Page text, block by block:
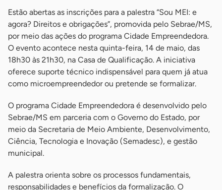
Estão abertas as inscrições para a palestra “Sou MEI: e
agora? Direitos e obrigações”, promovida pelo Sebrae/MS,
por meio das ações do programa Cidade Empreendedora.
O evento acontece nesta quinta-feira, 14 de maio, das
18h30 às 21h30, na Casa de Qualificação. A iniciativa
oferece suporte técnico indispensável para quem já atua
como microempreendedor ou pretende se formalizar.
O programa Cidade Empreendedora é desenvolvido pelo
Sebrae/MS em parceria com o Governo do Estado, por
meio da Secretaria de Meio Ambiente, Desenvolvimento,
Ciência, Tecnologia e Inovação (Semadesc), e gestão
municipal.
A palestra orienta sobre os processos fundamentais,
responsabilidades e benefícios da formalização. O